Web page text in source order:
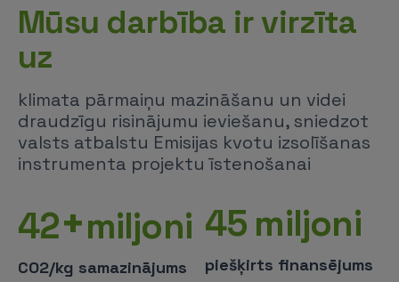
Mūsu darbība ir virzīta
uz
klimata pārmaiņu mazināšanu un videi
draudzīgu risinājumu ieviešanu, sniedzot
valsts atbalstu Emisijas kvotu izsolīšanas
instrumenta projektu īstenošanai
42+miljoni
CO2/kg samazinājums
45 miljoni
piešķirts finansējums